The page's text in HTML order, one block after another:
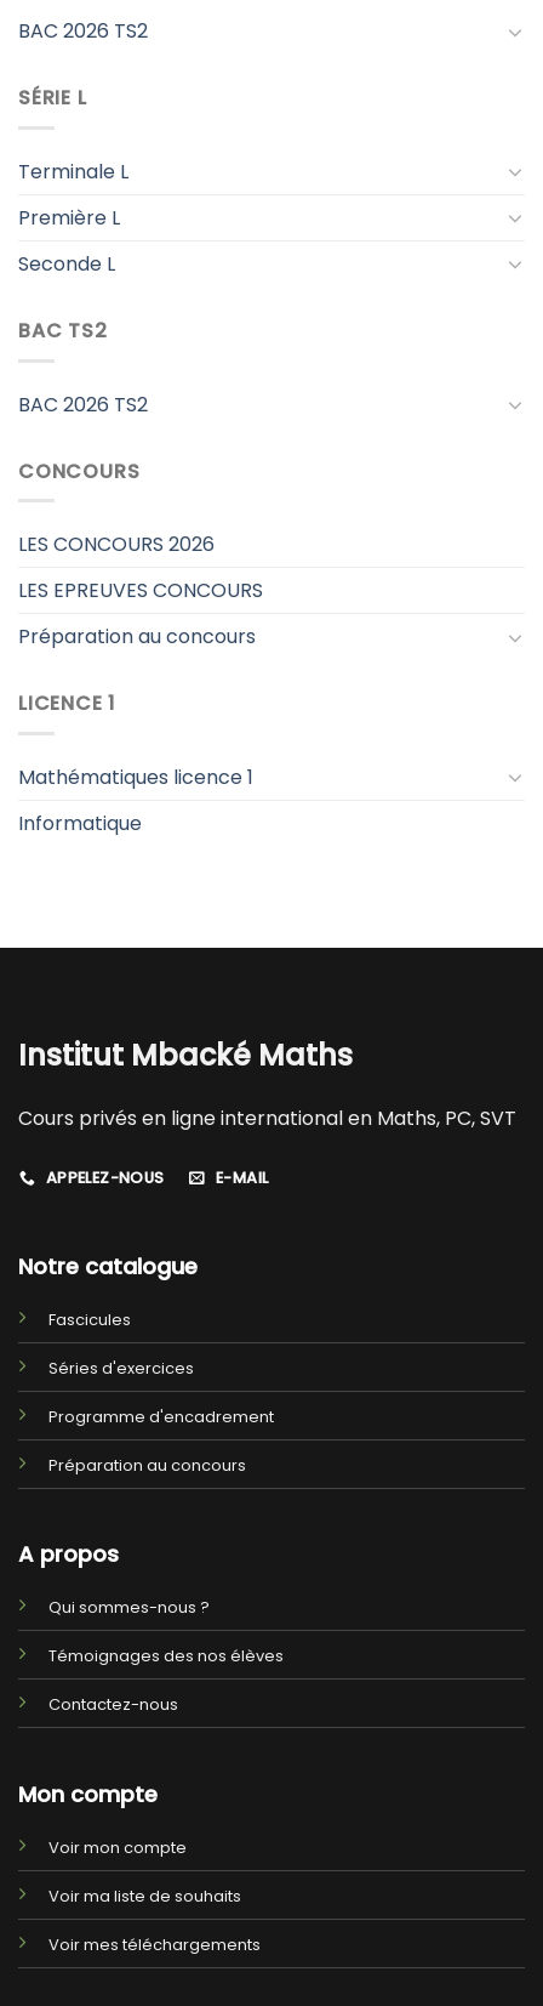
BAC 2026 TS2
SÉRIE L
Terminale L
Première L
Seconde L
BAC TS2
BAC 2026 TS2
CONCOURS
LES CONCOURS 2026
LES EPREUVES CONCOURS
Préparation au concours
LICENCE 1
Mathématiques licence 1
Informatique
Institut Mbacké Maths
Cours privés en ligne international en Maths, PC, SVT
APPELEZ-NOUS E-MAIL
Notre catalogue
Fascicules
Séries d'exercices
Programme d'encadrement
Préparation au concours
A propos
Qui sommes-nous ?
Témoignages des nos élèves
Contactez-nous
Mon compte
Voir mon compte
Voir ma liste de souhaits
Voir mes téléchargements